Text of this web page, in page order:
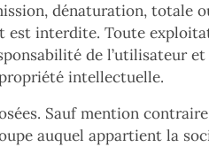
dénaturation, totale
interdite. Toute
de l’utilisateur
intellectuelle.
Sauf mention
auquel appartient la